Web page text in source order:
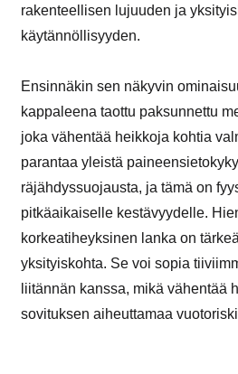
rakenteellisen lujuuden ja
käytännöllisyyden.
Ensinnäkin sen näkyvin
kappaleena taottu paksunnettu
joka vähentää heikkoja kohtia
parantaa yleistä
räjähdyssuojausta, ja tämä on
pitkäaikaiselle kestävyydelle.
korkeatiheyksinen lanka on
yksityiskohta. Se voi sopia
liitännän kanssa, mikä vähentää
sovituksen aiheuttamaa